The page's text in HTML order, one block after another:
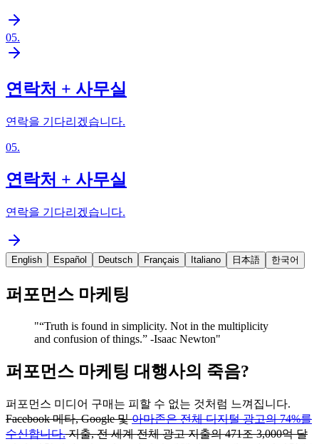
05.
연락처 + 사무실
연락을 기다리겠습니다.
05.
연락처 + 사무실
연락을 기다리겠습니다.
English Español Deutsch Français Italiano 日本語 한국어
퍼포먼스 마케팅
"“Truth is found in simplicity. Not in the multiplicity
and confusion of things.” -Isaac Newton"
퍼포먼스 마케팅 대행사의 죽음?
퍼포먼스 미디어 구매는 피할 수 없는 것처럼 느껴집니다.
Facebook 메타, Google 및아마존은 전체 디지털 광고의 74%를
수신합니다.지출, 전 세계 전체 광고 지출의 471조 3,000억 달